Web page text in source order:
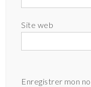
Site web
Enregistrer mon